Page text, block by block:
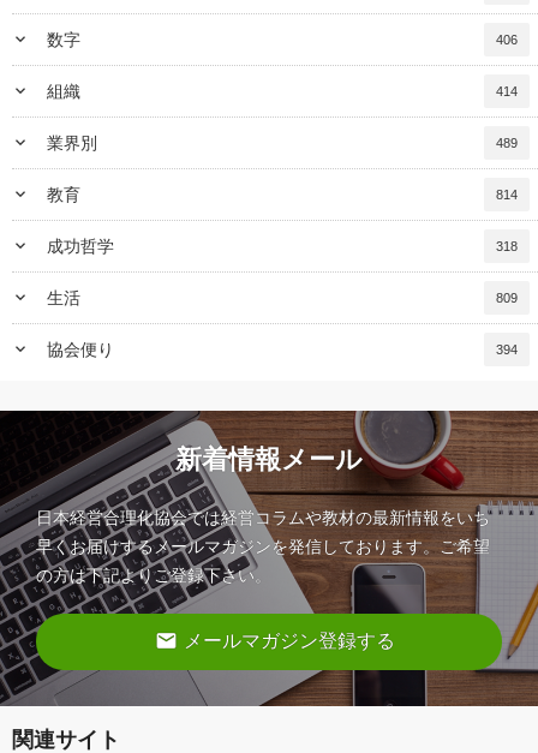
keyboard_arrow_down 数字 406
keyboard_arrow_down 組織 414
keyboard_arrow_down 業界別 489
keyboard_arrow_down 教育 814
keyboard_arrow_down 成功哲学 318
keyboard_arrow_down 生活 809
keyboard_arrow_down 協会便り 394
新着情報メール
日本経営合理化協会では経営コラムや教材の最新情報をいち
早くお届けするメールマガジンを発信しております。ご希望
の方は下記よりご登録下さい。
email メールマガジン登録する
関連サイト